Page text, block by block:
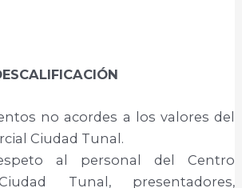
no acordes a los valores del
Ciudad Tunal.
al personal del Centro
Tunal, presentadores,